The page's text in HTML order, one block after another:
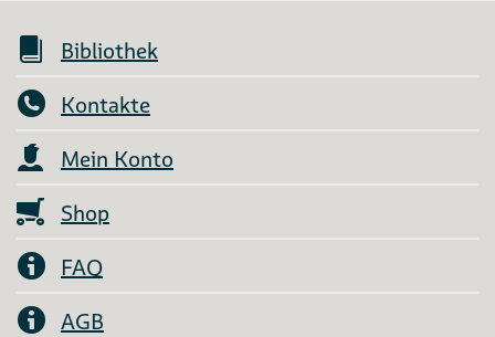
Bibliothek
Kontakte
Mein Konto
Shop
FAQ
AGB